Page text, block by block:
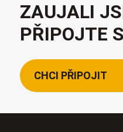
ZAUJALI
PŘIPOJTE
CHCI PŘIPOJIT